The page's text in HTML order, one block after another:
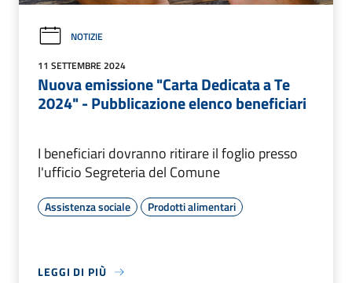
NOTIZIE
11 SETTEMBRE 2024
Nuova emissione "Carta Dedicata a Te
2024" - Pubblicazione elenco beneficiari
I beneficiari dovranno ritirare il foglio presso
l'ufficio Segreteria del Comune
Assistenza sociale Prodotti alimentari
LEGGI DI PIÙ